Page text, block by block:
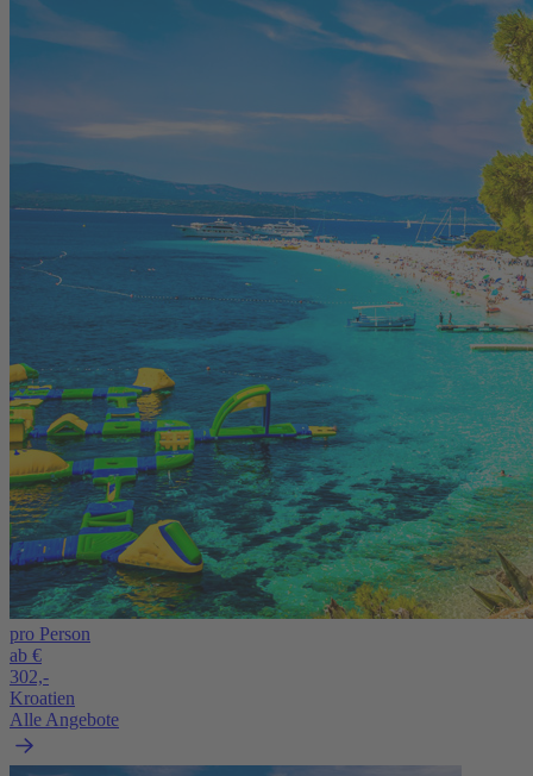
pro Person
ab €
302,-
Kroatien
Alle Angebote